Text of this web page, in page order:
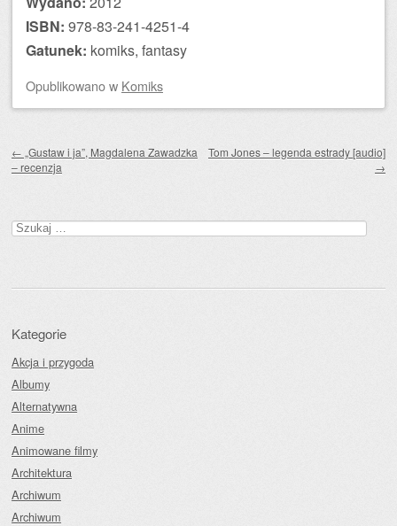
ISBN: 978-83-241-4251-4
Gatunek: komiks, fantasy
Opublikowanow Komiks
← „Gustaw i ja”, Magdalena Zawadzka
– recenzja
Tom Jones – legenda estrady [audio]
→
Szukaj:
Kategorie
Akcja i przygoda
Albumy
Alternatywna
Anime
Animowane filmy
Architektura
Archiwum
Archiwum